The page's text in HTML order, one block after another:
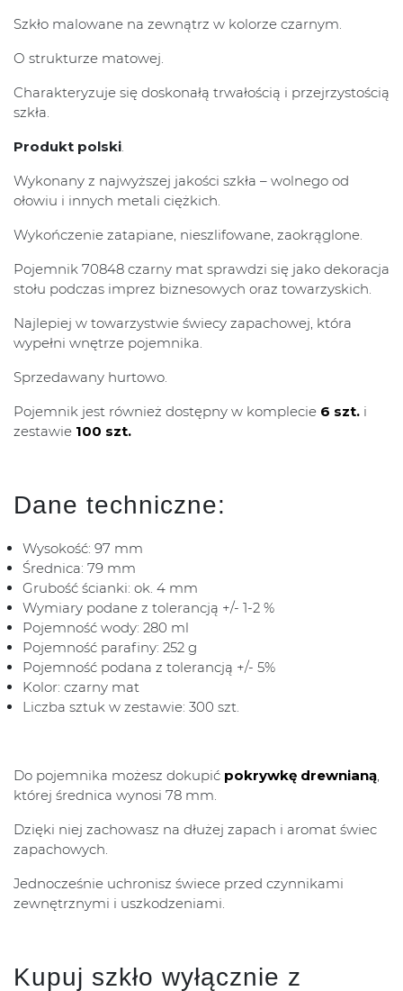
Szkło malowane na zewnątrz w kolorze czarnym.
O strukturze matowej.
Charakteryzuje się doskonałą trwałością i przejrzystością
szkła.
Produkt polski.
Wykonany z najwyższej jakości szkła – wolnego od
ołowiu i innych metali ciężkich.
Wykończenie zatapiane, nieszlifowane, zaokrąglone.
Pojemnik 70848 czarny mat sprawdzi się jako dekoracja
stołu podczas imprez biznesowych oraz towarzyskich.
Najlepiej w towarzystwie świecy zapachowej, która
wypełni wnętrze pojemnika.
Sprzedawany hurtowo.
Pojemnik jest również dostępny w komplecie 6 szt. i
zestawie 100 szt.
Dane techniczne:
Wysokość: 97 mm
Średnica: 79 mm
Grubość ścianki: ok. 4 mm
Wymiary podane z tolerancją +/- 1-2 %
Pojemność wody: 280 ml
Pojemność parafiny: 252 g
Pojemność podana z tolerancją +/- 5%
Kolor: czarny mat
Liczba sztuk w zestawie: 300 szt.
Do pojemnika możesz dokupić pokrywkę drewnianą,
której średnica wynosi 78 mm.
Dzięki niej zachowasz na dłużej zapach i aromat świec
zapachowych.
Jednocześnie uchronisz świece przed czynnikami
zewnętrznymi i uszkodzeniami.
Kupuj szkło wyłącznie z